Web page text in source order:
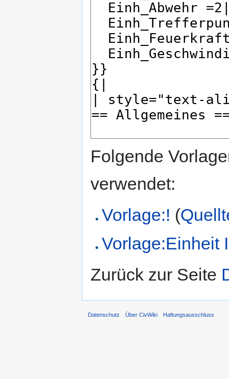
Folgende
verwendet:
Vorlage:! (
Vorlage:Einheit
Zurück zur Seite
Datenschutz Über CivWiki Haftungsausschluss